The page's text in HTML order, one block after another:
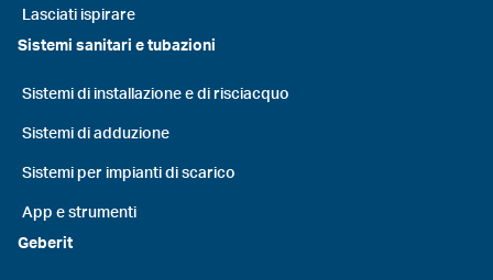
Lasciati ispirare
Sistemi sanitari e tubazioni
Sistemi di installazione e di risciacquo
Sistemi di adduzione
Sistemi per impianti di scarico
App e strumenti
Geberit